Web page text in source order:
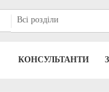
Всі розділи
КОНСУЛЬТАНТИ